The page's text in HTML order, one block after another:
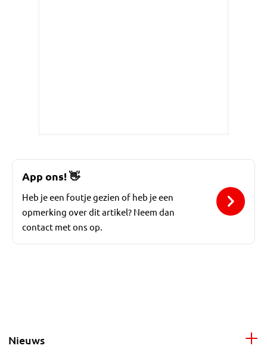
App ons! 👋
Heb je een foutje gezien of heb je een
opmerking over dit artikel? Neem dan
contact met ons op.
Nieuws